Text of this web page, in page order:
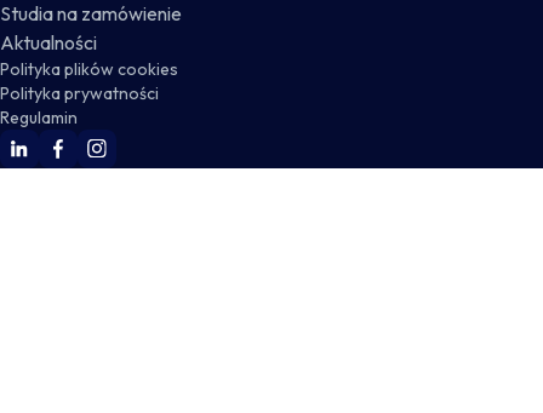
Studia na zamówienie
Aktualności
Polityka plików cookies
Polityka prywatności
Regulamin
WSKZ Linkedin
WSKZ Facebook
WSKZ Instagram